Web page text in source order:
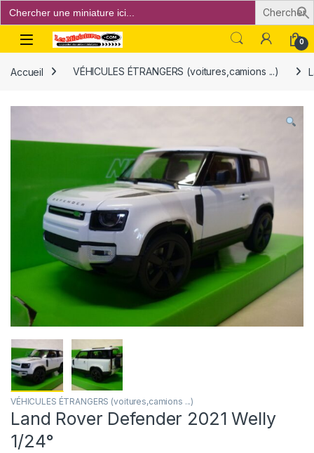
Search
for:
Open 0
Accueil VÉHICULES ÉTRANGERS (voitures,camions ...)
VÉHICULES ÉTRANGERS (voitures,camions ...)
Land Rover Defender 2021 Welly
1/24°